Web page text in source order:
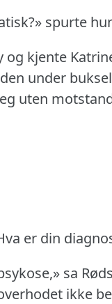
spurte
og kjente
under
uten
er din
sa
ikke